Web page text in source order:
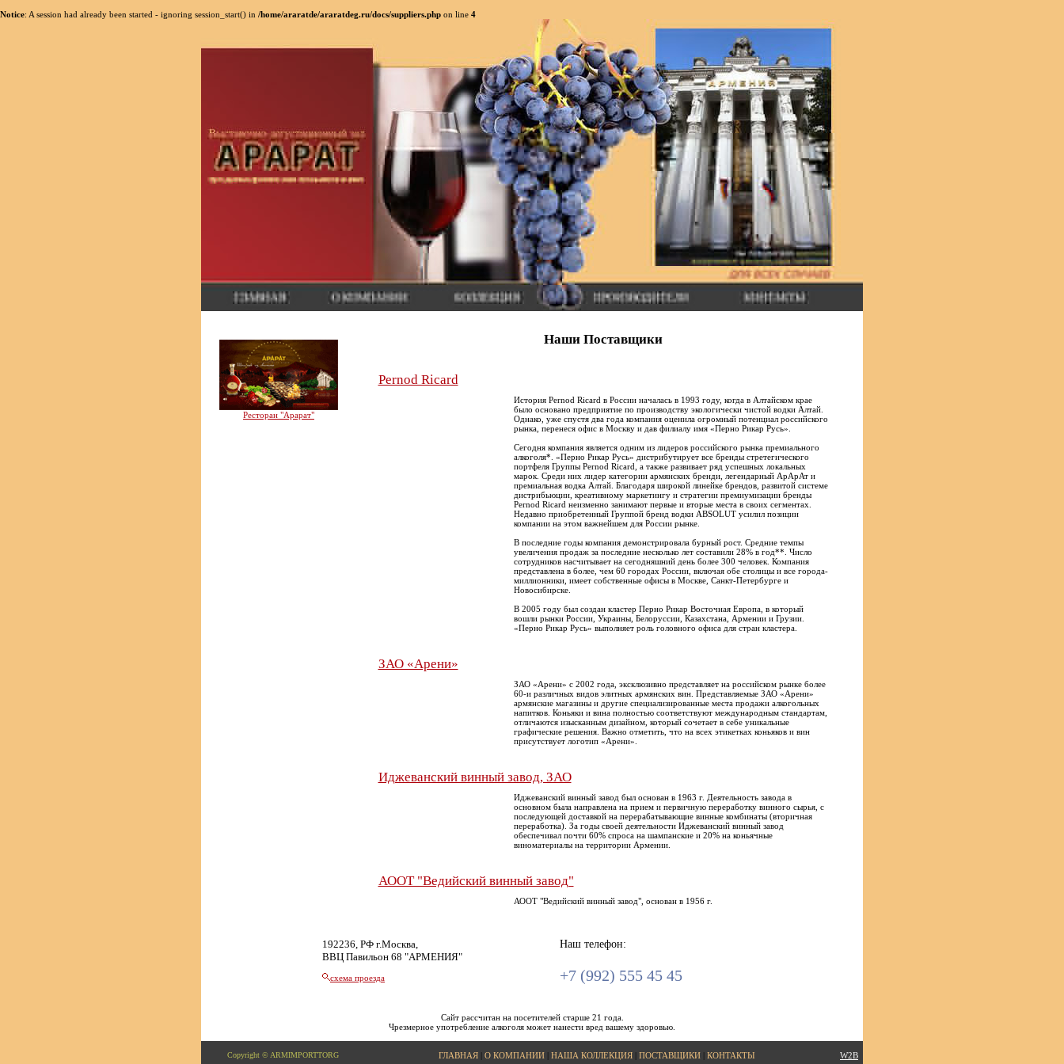
Notice: A session had already been started - ignoring session_start() in /home/araratde/araratdeg.ru/docs/suppliers.php on line 4
Ресторан "Арарат"
Наши Поставщики
Pernod Ricard
История Pernod Ricard в России началась в 1993 году, когда в Алтайском крае
было основано предприятие по производству экологически чистой водки Алтай.
Однако, уже спустя два года компания оценила огромный потенциал российского
рынка, перенеся офис в Москву и дав филиалу имя «Перно Рикар Русь».
Сегодня компания является одним из лидеров российского рынка премиального
алкоголя*. «Перно Рикар Русь» дистрибутирует все бренды стретегического
портфеля Группы Pernod Ricard, а также развивает ряд успешных локальных
марок. Среди них лидер категории армянских бренди, легендарный АрАрАт и
премиальная водка Алтай. Благодаря широкой линейке брендов, развитой системе
дистрибьюции, креативному маркетингу и стратегии премиумизации бренды
Pernod Ricard неизменно занимают первые и вторые места в своих сегментах.
Недавно приобретенный Группой бренд водки ABSOLUT усилил позиции
компании на этом важнейшем для России рынке.
В последние годы компания демонстрировала бурный рост. Средние темпы
увеличения продаж за последние несколько лет составили 28% в год**. Число
сотрудников насчитывает на сегодняшний день более 300 человек. Компания
представлена в более, чем 60 городах России, включая обе столицы и все города-
миллионники, имеет собственные офисы в Москве, Санкт-Петербурге и
Новосибирске.
В 2005 году был создан кластер Перно Рикар Восточная Европа, в который
вошли рынки России, Украины, Белоруссии, Казахстана, Армении и Грузии.
«Перно Рикар Русь» выполняет роль головного офиса для стран кластера.
ЗАО «Арени»
ЗАО «Арени» с 2002 года, эксклюзивно представляет на российском рынке более
60-и различных видов элитных армянских вин. Представляемые ЗАО «Арени»
армянские магазины и другие специализированные места продажи алкогольных
напитков. Коньяки и вина полностью соответствуют международным стандартам,
отличаются изысканным дизайном, который сочетает в себе уникальные
графические решения. Важно отметить, что на всех этикетках коньяков и вин
присутствует логотип «Арени».
Иджеванский винный завод, ЗАО
Иджеванский винный завод был основан в 1963 г. Деятельность завода в
основном была направлена на прием и первичную переработку винного сырья, с
последующей доставкой на перерабатывающие винные комбинаты (вторичная
переработка). За годы своей деятельности Иджеванский винный завод
обеспечивал почти 60% спроса на шампанские и 20% на коньячные
виноматериалы на территории Армении.
АООТ "Ведийский винный завод"
АООТ "Ведийский винный завод", основан в 1956 г.
192236, РФ г.Москва,
ВВЦ Павильон 68 "АРМЕНИЯ"
схема проезда
Наш телефон:
+7 (992) 555 45 45
Сайт рассчитан на посетителей старше 21 года.
Чрезмерное употребление алкоголя может нанести вред вашему здоровью.
Copyright © ARMIMPORTTORG ГЛАВНАЯ| О КОМПАНИИ| НАША КОЛЛЕКЦИЯ| ПОСТАВЩИКИ| КОНТАКТЫ W2B